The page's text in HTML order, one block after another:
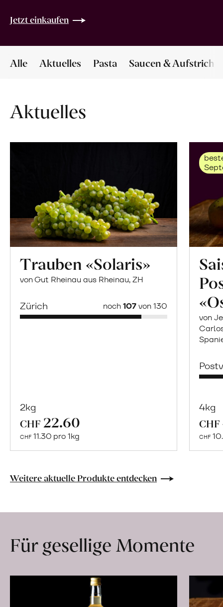
Jetzt einkaufen
Alle Aktuelles Pasta Saucen & Aufstriche
Aktuelles
Trauben «Solaris»
von Gut Rheinau aus Rheinau, ZH
Zürich noch107von 130
2kg
CHF 22.60
CHF 11.30 pro 1kg
Naturbelassene
Lebensmittel
Hof
erfahren
von
4kg
CHF
CHF
Weitere aktuelle Produkte entdecken
Für gesellige Momente